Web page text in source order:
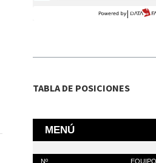
TABLA DE POSICIONES